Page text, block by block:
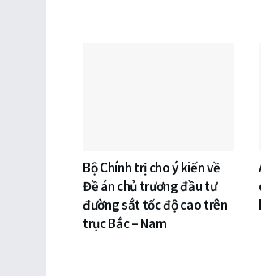
Bộ Chính trị cho ý kiến về
Đề án chủ trương đầu tư
đường sắt tốc độ cao trên
trục Bắc – Nam